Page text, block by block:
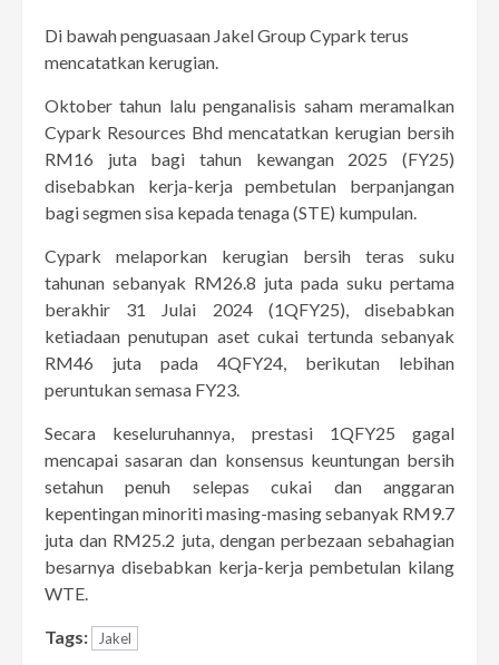
Di bawah penguasaan Jakel Group Cypark terus
mencatatkan kerugian.
Oktober tahun lalu penganalisis saham meramalkan
Cypark Resources Bhd mencatatkan kerugian bersih
RM16 juta bagi tahun kewangan 2025 (FY25)
disebabkan kerja-kerja pembetulan berpanjangan
bagi segmen sisa kepada tenaga (STE) kumpulan.
Cypark melaporkan kerugian bersih teras suku
tahunan sebanyak RM26.8 juta pada suku pertama
berakhir 31 Julai 2024 (1QFY25), disebabkan
ketiadaan penutupan aset cukai tertunda sebanyak
RM46 juta pada 4QFY24, berikutan lebihan
peruntukan semasa FY23.
Secara keseluruhannya, prestasi 1QFY25 gagal
mencapai sasaran dan konsensus keuntungan bersih
setahun penuh selepas cukai dan anggaran
kepentingan minoriti masing-masing sebanyak RM9.7
juta dan RM25.2 juta, dengan perbezaan sebahagian
besarnya disebabkan kerja-kerja pembetulan kilang
WTE.
Tags: Jakel